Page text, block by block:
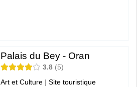
Palais du Bey - Oran
3.8
5
Art et Culture |Site touristique